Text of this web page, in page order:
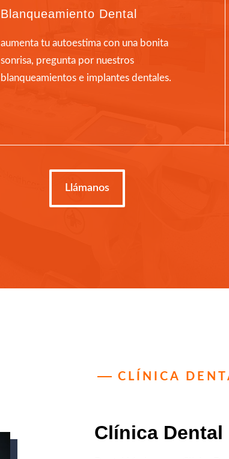
Blanqueamiento Dental
aumenta tu autoestima con una bonita
sonrisa, pregunta por nuestros
blanqueamientos e implantes dentales.
Llámanos
CLÍNICA
Clínica